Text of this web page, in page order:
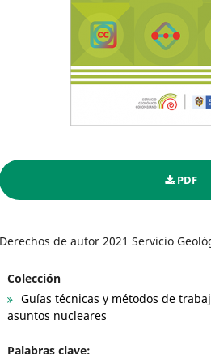
PDF
Derechos de autor 2021 Servicio
Colección
Guías técnicas y métodos de
asuntos nucleares
Palabras clave: